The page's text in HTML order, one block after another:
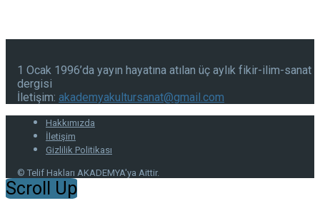
1 Ocak 1996’da yayın hayatına atılan üç aylık fikir-ilim-sanat
dergisi
İletişim: akademyakultursanat@gmail.com
Hakkımızda
İletişim
Gizlilik Politikası
© Telif Hakları AKADEMYA'ya Aittir.
Scroll Up